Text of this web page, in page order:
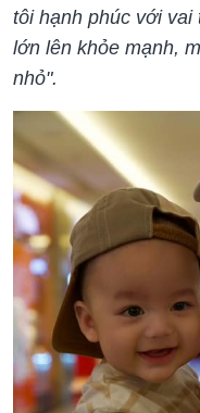
tôi hạnh phúc với vai
lớn lên khỏe mạnh,
nhỏ".